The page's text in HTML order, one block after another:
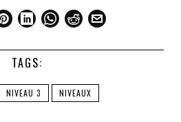
TAGS:
NIVEAU 3 NIVEAUX